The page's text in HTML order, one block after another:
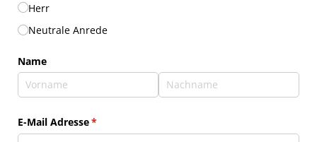
Herr
Neutrale Anrede
Name
E-Mail Adresse*
(erforderlich)